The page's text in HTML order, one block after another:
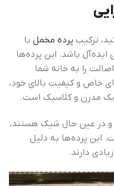
ترکیب پرده مخمل با
ایده‌آل باشد. این پرده‌ها
را به خانه شما
خاص و کیفیت بالای خود،
مدرن و کلاسیک است.
و در عین حال شیک هستند،
این پرده‌ها به دلیل
دارند.